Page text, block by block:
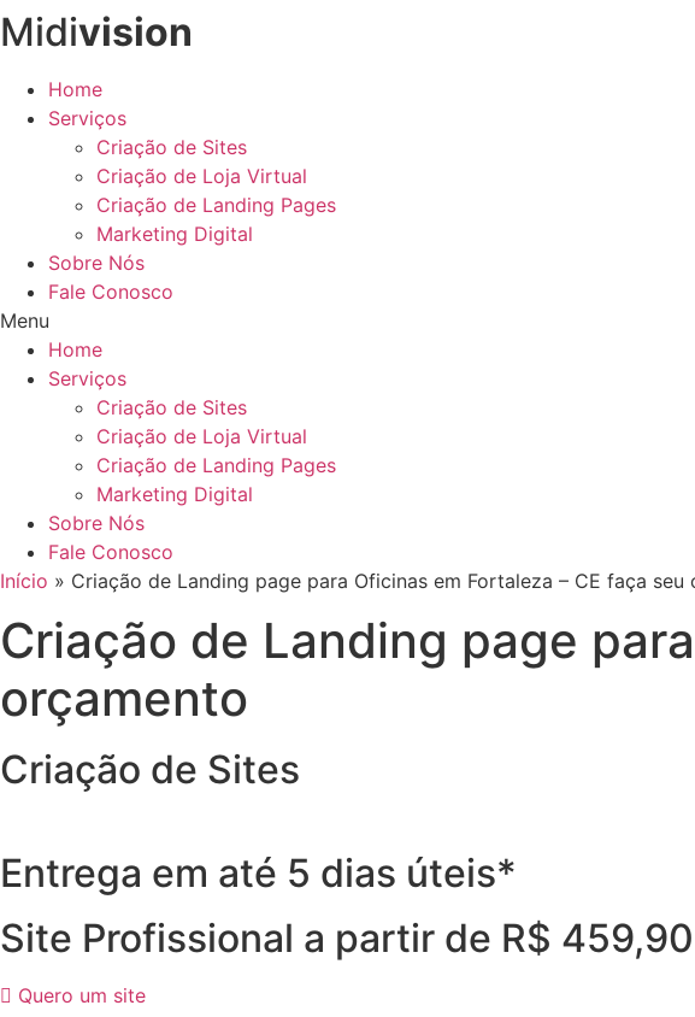
Ir
para
conteúdo
Midivision
Home
Serviços
Criação de Sites
Criação de Loja Virtual
Criação de Landing Pages
Marketing Digital
Sobre Nós
Fale Conosco
Menu
Home
Serviços
Criação de Sites
Criação de Loja Virtual
Criação de Landing Pages
Marketing Digital
Sobre Nós
Fale Conosco
Início » Criação de Landing page para Oficinas em Fortaleza – CE faça seu
Criação de Landing page
orçamento
Criação de Sites
Entrega em até 5 dias úteis*
Site Profissional a partir de R$
Quero um site